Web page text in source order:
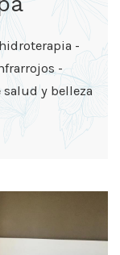
-
-
salud y belleza